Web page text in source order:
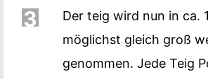
3
Der teig wird nun in ca.
möglichst gleich groß
genommen. Jede Teig